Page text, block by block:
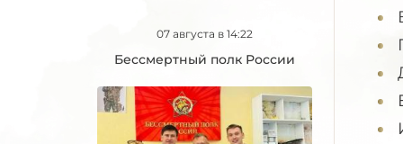
07 августа в 14:22
Бессмертный полк России